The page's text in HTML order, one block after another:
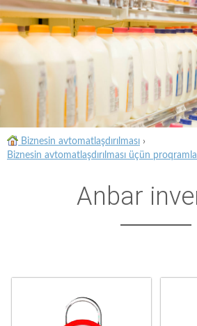
Biznesin avtomatlaşdırılması ›
Biznesin avtomatlaşdırılması üçün
Anbar